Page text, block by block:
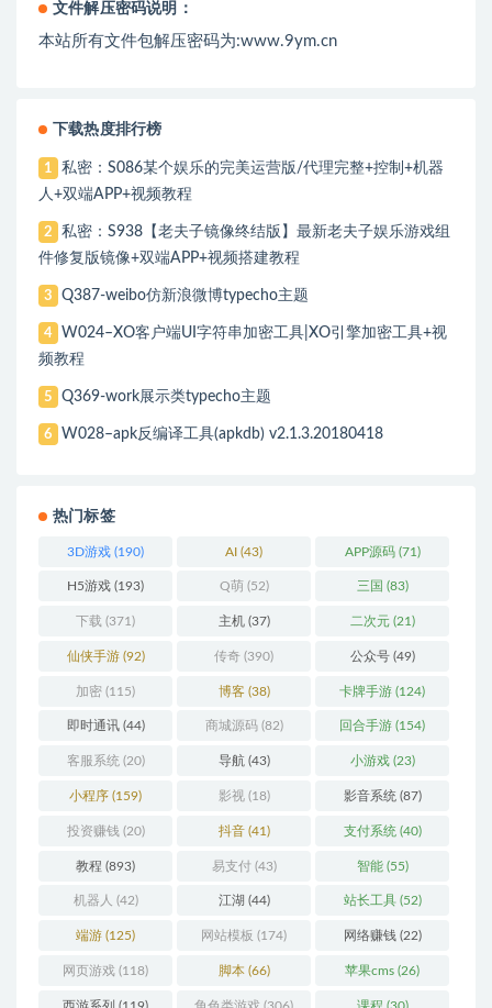
文件解压密码说明：
本站所有文件包解压密码为:www.9ym.cn
下载热度排行榜
1
私密：S086某个娱乐的完美运营版/代理完整+控制+机器
人+双端APP+视频教程
2
私密：S938【老夫子镜像终结版】最新老夫子娱乐游戏组
件修复版镜像+双端APP+视频搭建教程
3 Q387-weibo仿新浪微博typecho主题
4
W024–XO客户端UI字符串加密工具|XO引擎加密工具+视
频教程
5 Q369-work展示类typecho主题
6 W028–apk反编译工具(apkdb) v2.1.3.20180418
热门标签
3D游戏 (190) AI (43) APP源码(71)
H5游戏 (193) Q萌 (52) 三国 (83)
下载 (371) 主机(37) 二次元(21)
仙侠手游(92) 传奇 (390) 公众号(49)
加密 (115) 博客(38) 卡牌手游 (124)
即时通讯(44) 商城源码(82) 回合手游 (154)
客服系统 (20) 导航(43) 小游戏(23)
小程序 (159) 影视(18) 影音系统 (87)
投资赚钱 (20) 抖音(41) 支付系统 (40)
教程 (893) 易支付(43) 智能(55)
机器人 (42) 江湖 (44) 站长工具(52)
端游 (125) 网站模板 (174) 网络赚钱(22)
网页游戏 (118) 脚本(66) 苹果cms (26)
西游系列 (119) 角色类游戏 (306) 课程 (30)